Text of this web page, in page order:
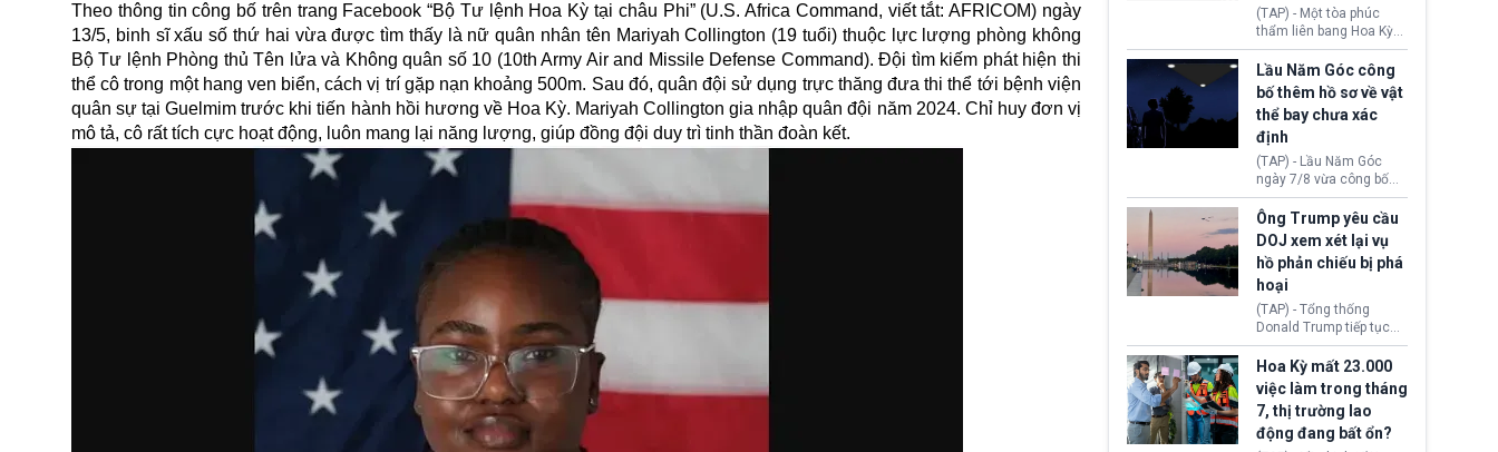
Theo thông tin công bố trên trang Facebook “Bộ Tư lệnh Hoa Kỳ tại châu Phi” (U.S. Africa Command, viết tắt: AFRICOM) ngày
13/5, binh sĩxấu số thứ hai vừa được tìm thấy là nữ quân nhân tên Mariyah Collington (19 tuổi) thuộc lực lượng phòng không
Bộ Tư lệnh Phòng thủ Tên lửa và Không quân số 10 (10th Army Air and Missile Defense Command). Đội tìm kiếm phát hiện thi
thể cô trong một hang ven biển, cách vị trí gặp nạn khoảng 500m. Sau đó, quân đội sử dụng trực thăng đưa thi thể tới bệnh viện
quân sự tại Guelmim trước khi tiến hành hồi hương về Hoa Kỳ. Mariyah Collington gia nhập quân đội năm 2024. Chỉ huy đơn vị
mô tả, cô rất tích cực hoạt động, luôn mang lại năng lượng, giúp đồng đội duy trì tinh thần đoàn kết.
(TAP) - Một tòa phúc
thẩm liên bang Hoa Kỳ
vừa phán quyết, chính
quyền Tổng thống
Donald Trump không có
quyền tự ý xây phòng
khiêu vũ mới rộng
khoảng 90.000 feet
vuông tại khu vực Cánh
Đông Nhà Trắng.
Lầu Năm Góc công
bố thêm hồ sơ về vật
thể bay chưa xác
định
(TAP) - Lầu Năm Góc
ngày 7/8 vừa công bố
thêm 41 hồ sơ liên quan
đến UFO hay còn được
gọi là hiện tượng bất
thường chưa xác định
(UAP). Những tài liệu này
bao gồm hình ảnh,
video, báo cáo từ nhiều
cơ quan khác nhau như
Cục Điều tra Liên bang
(FBI), Cơ quan Tình báo
Trung ương (CIA) và Bộ
Ngoại giao (DOS).
Ông Trump yêu cầu
DOJ xem xét lại vụ
hồ phản chiếu bị phá
hoại
(TAP) - Tổng thống
Donald Trump tiếp tục
cho rằng, hồ phản chiếu
trước Đài tưởng niệm
Lincoln bị phá hoại. Lãnh
đạo Nhà Trắng yêu cầu
Bộ Tư pháp (DOJ) xem
xét lại quyết định hủy
Hoa Kỳ mất 23.000
việc làm trong tháng
7, thị trường lao
động đang bất ổn?